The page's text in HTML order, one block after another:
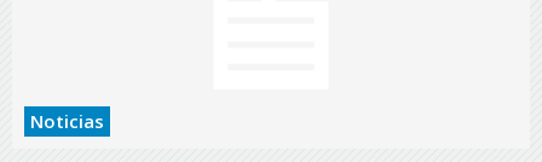
Noticias